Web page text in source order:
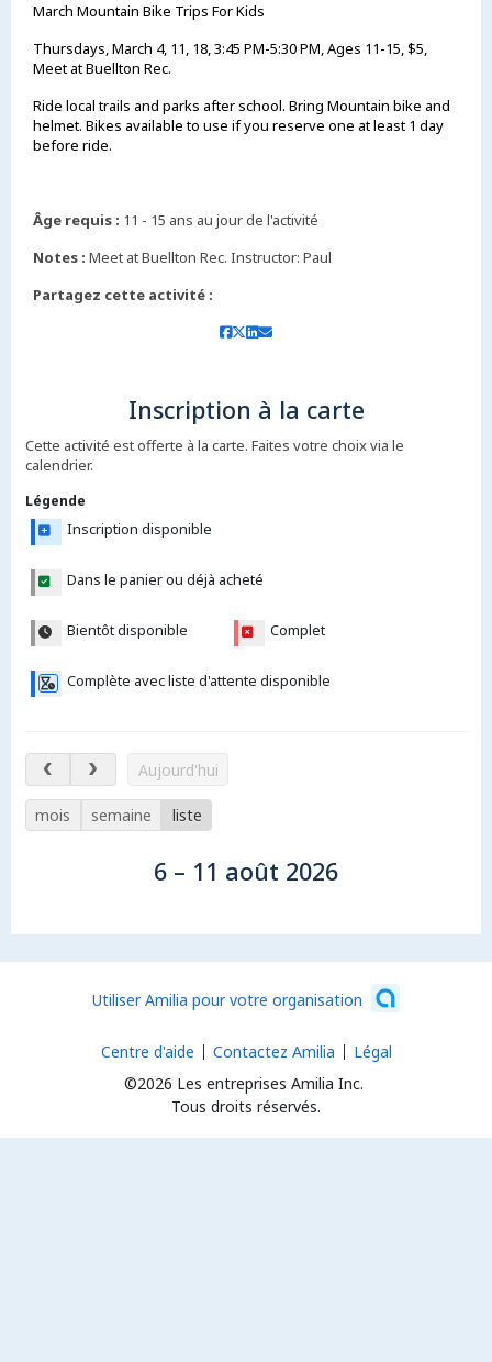
March Mountain Bike Trips For Kids
Thursdays, March 4, 11, 18, 3:45 PM-5:30 PM, Ages 11-15, $5,
Meet at Buellton Rec.
Ride local trails and parks after school. Bring Mountain bike and
helmet. Bikes available to use if you reserve one at least 1 day
before ride.
Âge requis : 11 - 15 ans au jour de l'activité
Notes : Meet at Buellton Rec. Instructor: Paul
Partagez cette activité :
Inscription à la carte
Cette activité est offerte à la carte. Faites votre choix via le
calendrier.
Légende
Inscription disponible
Dans le panier ou déjà acheté
Bientôt disponible Complet
Complète avec liste d'attente disponible
6 – 11 août 2026
Aujourd'hui
mois semaine liste
6 – 11 août 2026
Utiliser Amilia pour votre organisation
©2026 Les entreprises Amilia Inc.
Tous droits réservés.
Centre d'aide Contactez Amilia Légal